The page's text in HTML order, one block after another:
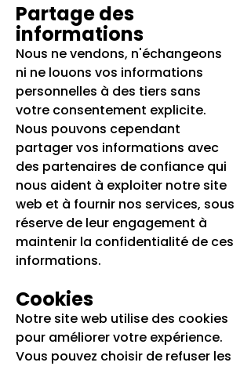
Partage des
informations
Nous ne vendons, n'échangeons
ni ne louons vos informations
personnelles à des tiers sans
votre consentement explicite.
Nous pouvons cependant
partager vos informations avec
des partenaires de confiance qui
nous aident à exploiter notre site
web et à fournir nos services, sous
réserve de leur engagement à
maintenir la confidentialité de ces
informations.
Cookies
Notre site web utilise des cookies
pour améliorer votre expérience.
Vous pouvez choisir de refuser les